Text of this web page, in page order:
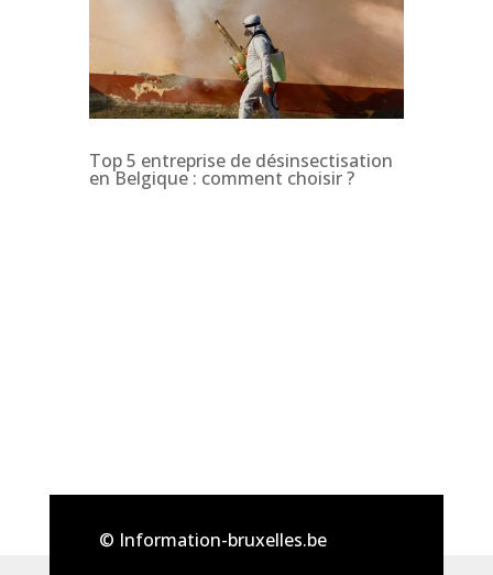
Top 5 entreprise de désinsectisation
en Belgique : comment choisir ?
© Information-bruxelles.be